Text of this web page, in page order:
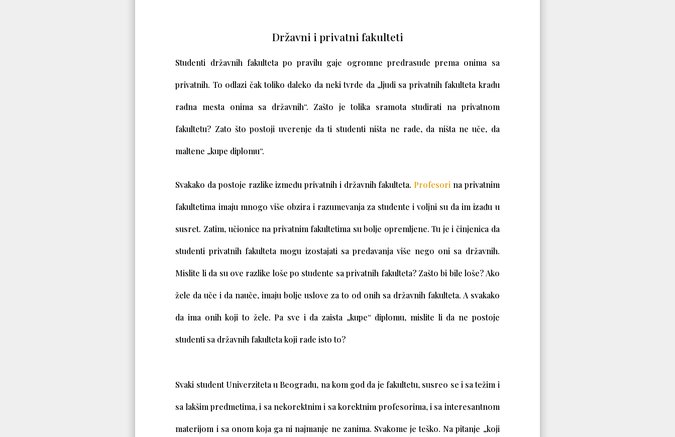
Državni i privatni fakulteti
Studenti državnih fakulteta po pravilu gaje ogromne predrasude prema onima sa
privatnih. To odlazi čak toliko daleko da neki tvrde da „ljudi sa privatnih fakulteta kradu
radna mesta onima sa državnih“. Zašto je tolika sramota studirati na privatnom
fakultetu? Zato što postoji uverenje da ti studenti ništa ne rade, da ništa ne uče, da
maltene „kupe diplomu“.
Svakako da postoje razlike između privatnih i državnih fakulteta. Profesori na privatnim
fakultetima imaju mnogo više obzira i razumevanja za studente i voljni su da im izađu u
susret. Zatim, učionice na privatnim fakultetima su bolje opremljene. Tu je i činjenica da
studenti privatnih fakulteta mogu izostajati sa predavanja više nego oni sa državnih.
Mislite li da su ove razlike loše po studente sa privatnih fakulteta? Zašto bi bile loše? Ako
žele da uče i da nauče, imaju bolje uslove za to od onih sa državnih fakulteta. A svakako
da ima onih koji to žele. Pa sve i da zaista „kupe“ diplomu, mislite li da ne postoje
studenti sa državnih fakulteta koji rade isto to?
Svaki student Univerziteta u Beogradu, na kom god da je fakultetu, susreo se i sa težim i
sa lakšim predmetima, i sa nekorektnim i sa korektnim profesorima, i sa interesantnom
materijom i sa onom koja ga ni najmanje ne zanima. Svakome je teško. Na pitanje „koji